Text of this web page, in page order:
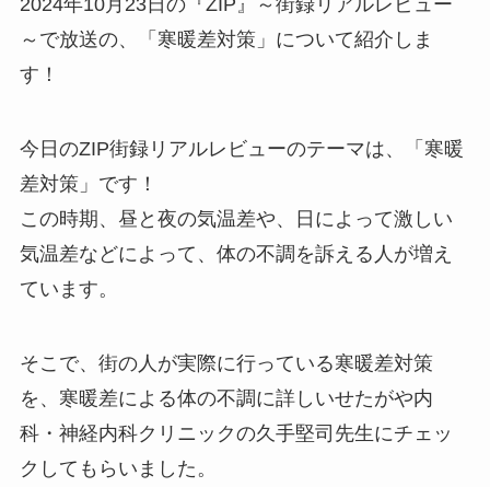
2024年10月23日の『ZIP』～街録リアルレビュー
～で放送の、「寒暖差対策」について紹介しま
す！
今日のZIP街録リアルレビューのテーマは、「寒暖
差対策」です！
この時期、昼と夜の気温差や、日によって激しい
気温差などによって、体の不調を訴える人が増え
ています。
そこで、街の人が実際に行っている寒暖差対策
を、寒暖差による体の不調に詳しいせたがや内
科・神経内科クリニックの久手堅司先生にチェッ
クしてもらいました。